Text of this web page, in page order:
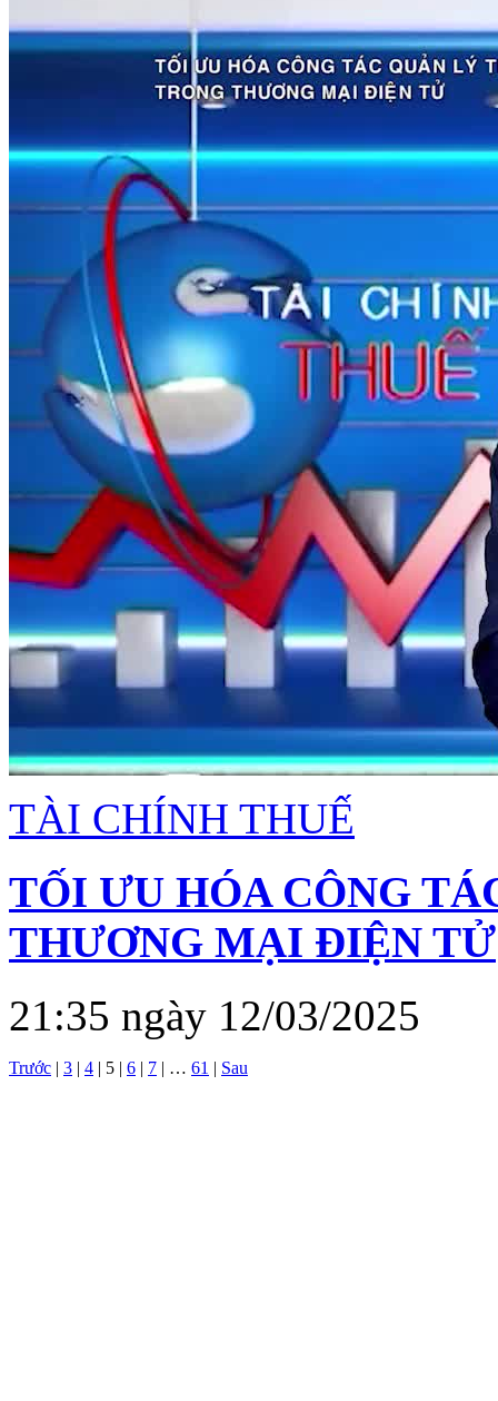
TÀI CHÍNH THUẾ
TỐI ƯU HÓA CÔNG
THƯƠNG MẠI ĐIỆN TỬ
21:35 ngày 12/03/2025
Trước | 3 | 4 | 5 | 6 | 7 | … 61 | Sau